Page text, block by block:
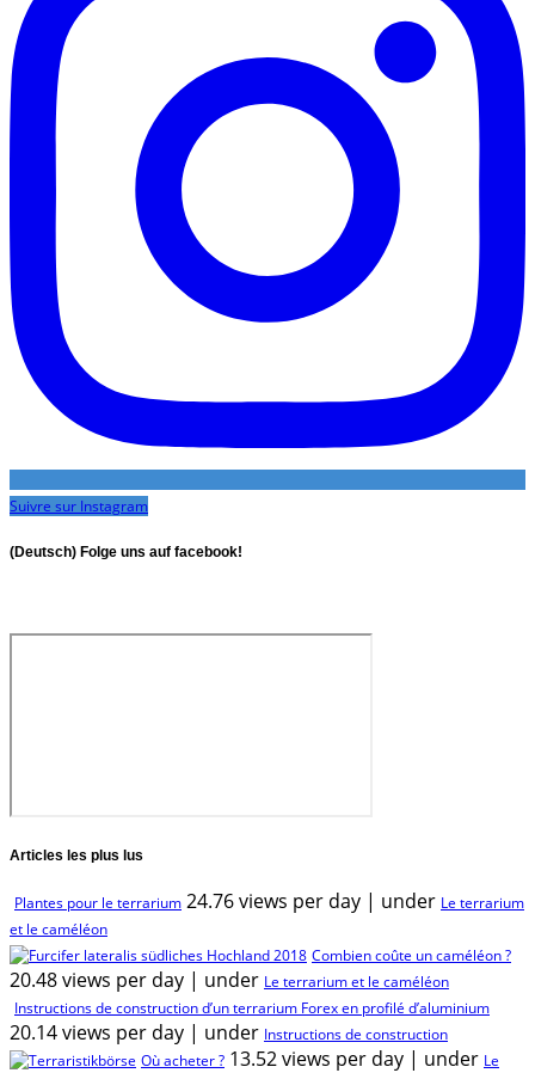
Suivre sur Instagram
(Deutsch) Folge uns auf facebook!
Articles les plus lus
Plantes pour le terrarium 24.76 views per day | under Le terrarium
et le caméléon
Combien coûte un caméléon ?
20.48 views per day | under Le terrarium et le caméléon
Instructions de construction d’un terrarium Forex en profilé d’aluminium
20.14 views per day | under Instructions de construction
Où acheter ? 13.52 views per day | under Le